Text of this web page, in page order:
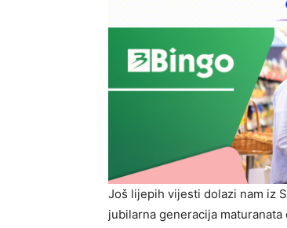
Još lijepih vijesti dolazi nam iz
jubilarna generacija